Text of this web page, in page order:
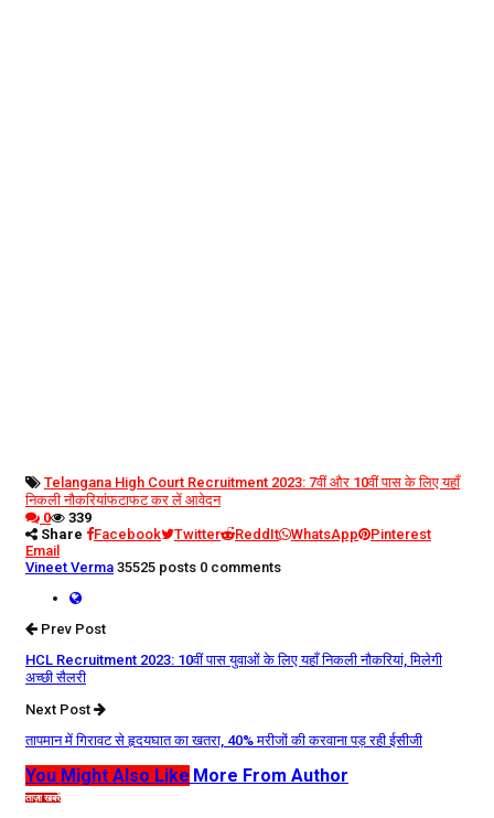
Telangana High Court Recruitment 2023: 7वीं और 10वीं पास के लिए यहाँ
निकली नौकरियांफटाफट कर लें आवेदन
0
339
Share
Facebook Twitter ReddIt WhatsApp
Pinterest
Email
Vineet Verma 35525 posts 0 comments
Prev Post
HCL Recruitment 2023: 10वीं पास युवाओं के लिए यहाँ निकली नौकरियां, मिलेगी
अच्छी सैलरी
Next Post
तापमान में गिरावट से हृदयघात का खतरा, 40% मरीजों की करवाना पड़ रही ईसीजी
You Might Also Like More From Author
ताज़ा खबरें